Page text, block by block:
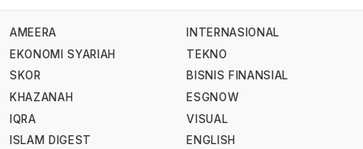
AMEERA
EKONOMI SYARIAH
SKOR
KHAZANAH
IQRA
ISLAM DIGEST
INTERNASIONAL
TEKNO
BISNIS FINANSIAL
ESGNOW
VISUAL
ENGLISH